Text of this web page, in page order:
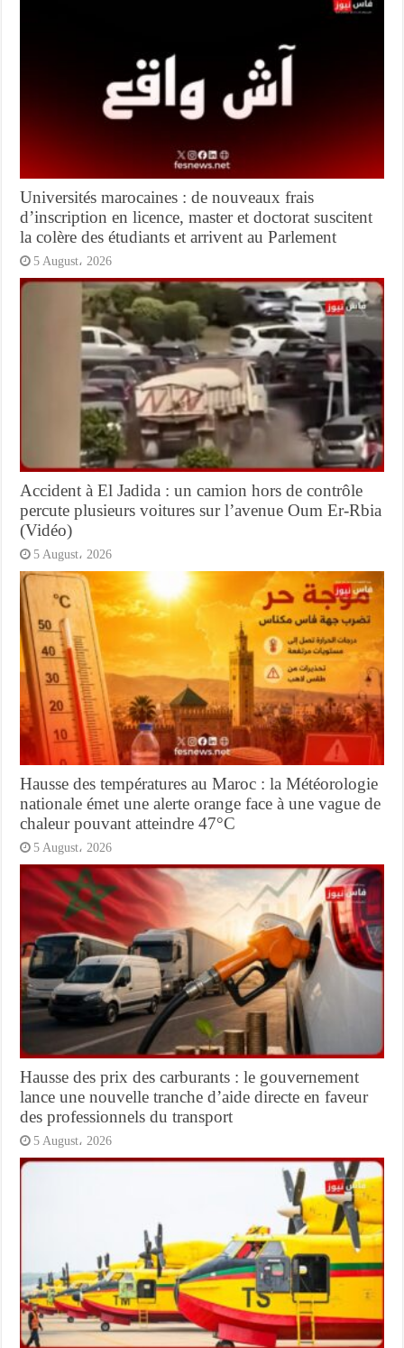
Universités marocaines : de nouveaux frais
d’inscription en licence, master et doctorat suscitent
la colère des étudiants et arrivent au Parlement
5 August، 2026
Accident à El Jadida : un camion hors de contrôle
percute plusieurs voitures sur l’avenue Oum Er-Rbia
(Vidéo)
5 August، 2026
Hausse des températures au Maroc : la Météorologie
nationale émet une alerte orange face à une vague de
chaleur pouvant atteindre 47°C
5 August، 2026
Hausse des prix des carburants : le gouvernement
lance une nouvelle tranche d’aide directe en faveur
des professionnels du transport
5 August، 2026